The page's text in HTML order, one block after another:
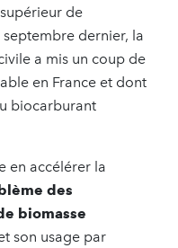
de
septembre dernier, la
a mis un coup de
en France et dont
biocarburant
en accélérer la
des
biomasse
son usage par